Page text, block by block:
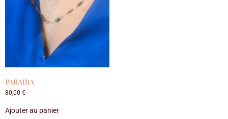
PARAIBA
80,00 €
Ajouter au panier